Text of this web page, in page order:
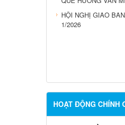
HỘI NGHỊ GIAO
1/2026
HOẠT ĐỘNG CHÍNH